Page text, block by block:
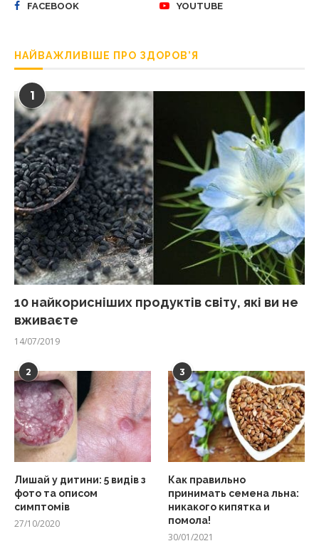
FACEBOOK YOUTUBE
НАЙВАЖЛИВІШЕ ПРО ЗДОРОВ’Я
1
10 найкорисніших продуктів світу, які ви не
вживаєте
14/07/2019
2
Лишай у дитини: 5 видів з
фото та описом
симптомів
27/10/2020
3
Как правильно
принимать семена льна:
никакого кипятка и
помола!
30/01/2021